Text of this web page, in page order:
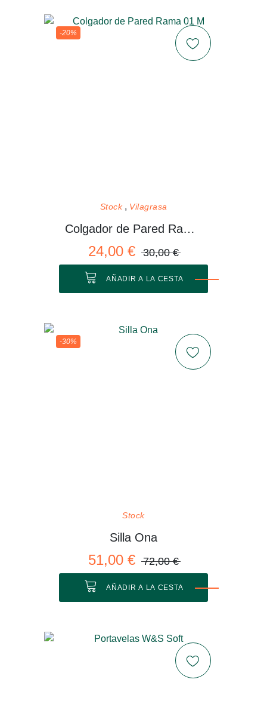
-20%
Stock Vilagrasa
Colgador de Pared Rama 01 M
24,00 € 30,00 €
AÑADIR A LA CESTA
-30%
Stock
Silla Ona
51,00 € 72,00 €
AÑADIR A LA CESTA